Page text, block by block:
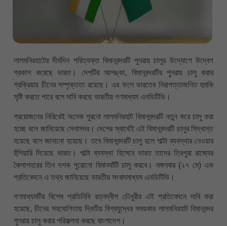
লালমনিরহাটের দীর্ঘদিন পরিত্যক্ত বিমানবন্দরটি পুনরায় চালুর উদ্যোগে উদ্বেগ
প্রকাশ করেছে ভারত। দেশটির আশঙ্কা, বিমানবন্দরটির পুনরায় চালু করার
প্রক্রিয়ায় চীনের সম্পৃক্ততা রয়েছে। এর ফলে ভারতের নিরাপত্তাজনিত হুমকি
সৃষ্টি করতে পারে বলে দাবি করছে ভারতীয় গণমাধ্যম এনডিটিভি।
প্রয়োজনের নিরিখেই অনেক পুরনো লালমনিরহাট বিমানবন্দরটি নতুন করে চালু করা
হচ্ছে বলে জানিয়েছে সেনাসদর। দেশের স্বার্থেই এই বিমানবন্দরটি চালুর সিদ্ধান্ত
হয়েছে বলে জানানো হয়েছে। তবে বিমানবন্দরটি চালু হলে পাল্টা ব্যবস্থার নেওয়ার
হুঁশিয়ারি দিয়েছে ভারত। পাল্টা ব্যবস্থা হিসেবে ভারত তাদের ত্রিপুরা রাজ্যের
কৈলাশহরের তিন দশক পুরোনো বিমানঘাঁটি চালু করবে। মঙ্গলবার (২৭ মে) এক
প্রতিবেদনে এ তথ্য জানিয়েছে ভারতীয় সংবাদমাধ্যম এনডিটিভি।
গণমাধ্যমটির বিশেষ প্রতিনিধি রত্নদ্বীপ চৌধুরীর এই প্রতিবেদনে দাবি করা
হয়েছে, চীনের সহযোগিতায় দ্বিতীয় বিশ্বযুদ্ধের সময়কার লালমনিরহাট বিমানবন্দর
পুনরায় চালু করার পরিকল্পনা করছে বাংলাদেশ।